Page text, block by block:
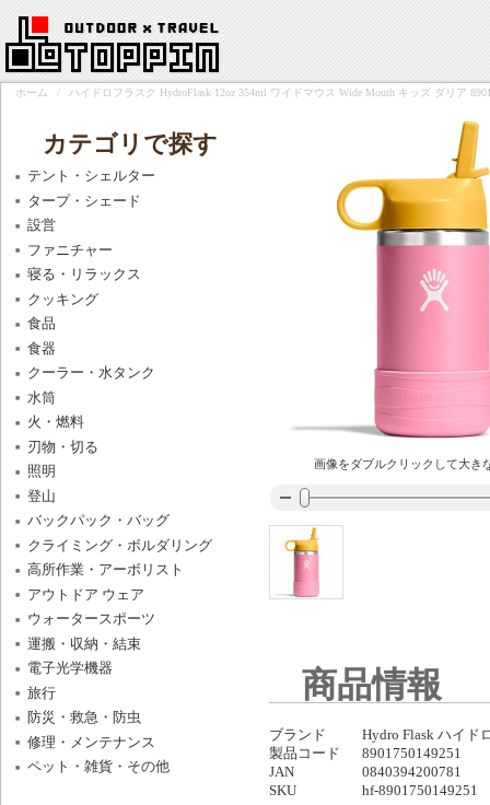
ホーム / ハイドロフラスク HydroFlask 12oz 354ml ワイドマウス Wide Mouth キッズ ダリア
画像をダブルクリックして大き
商品情報
ブランド
Hydro Flask ハイド
製品コード
8901750149251
JAN
0840394200781
SKU
hf-8901750149251
カテゴリで探す
テント・シェルター
タープ・シェード
設営
ファニチャー
寝る・リラックス
クッキング
食品
食器
クーラー・水タンク
水筒
火・燃料
刃物・切る
照明
登山
バックパック・バッグ
クライミング・ボルダリング
高所作業・アーボリスト
アウトドア ウェア
ウォータースポーツ
運搬・収納・結束
電子光学機器
旅行
防災・救急・防虫
修理・メンテナンス
ペット・雑貨・その他